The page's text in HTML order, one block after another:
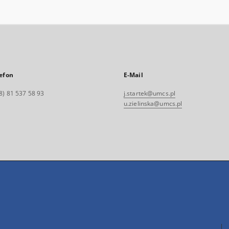
81 537 58 93
E-Mail
j.startek@umcs.pl
u.zielinska@umcs.pl